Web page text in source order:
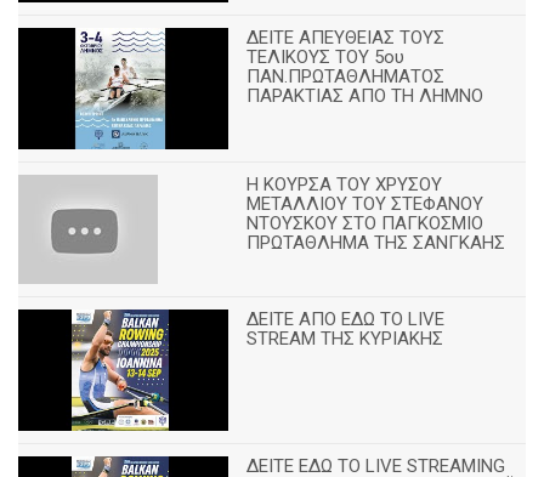
ΔΕΙΤΕ ΑΠΕΥΘΕΙΑΣ ΤΟΥΣ
ΤΕΛΙΚΟΥΣ ΤΟΥ 5ου
ΠΑΝ.ΠΡΩΤΑΘΛΗΜΑΤΟΣ
ΠΑΡΑΚΤΙΑΣ ΑΠΟ ΤΗ ΛΗΜΝΟ
Η ΚΟΥΡΣΑ ΤΟΥ ΧΡΥΣΟΥ
ΜΕΤΑΛΛΙΟΥ ΤΟΥ ΣΤΕΦΑΝΟΥ
ΝΤΟΥΣΚΟΥ ΣΤΟ ΠΑΓΚΟΣΜΙΟ
ΠΡΩΤΑΘΛΗΜΑ ΤΗΣ ΣΑΝΓΚΑΗΣ
ΔΕΙΤΕ ΑΠΟ ΕΔΩ ΤΟ LIVE
STREAM ΤΗΣ ΚΥΡΙΑΚΗΣ
ΔΕΙΤΕ ΕΔΩ ΤΟ LIVE STREAMING